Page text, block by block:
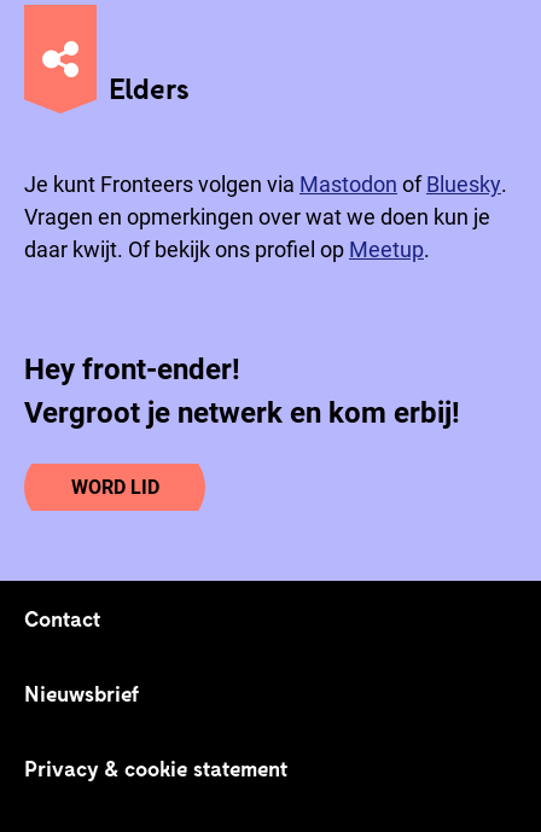
Elders
Je kunt Fronteers volgen via Mastodon ofBluesky.
Vragen en opmerkingen over wat we doen kun je
daar kwijt. Of bekijk ons profiel op Meetup.
Hey front-ender!
Vergroot je netwerk en kom erbij!
WORD LID
Footer links
Contact
Nieuwsbrief
Privacy & cookie statement